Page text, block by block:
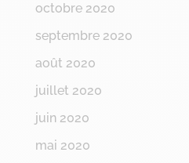
octobre 2020
septembre 2020
août 2020
juillet 2020
juin 2020
mai 2020